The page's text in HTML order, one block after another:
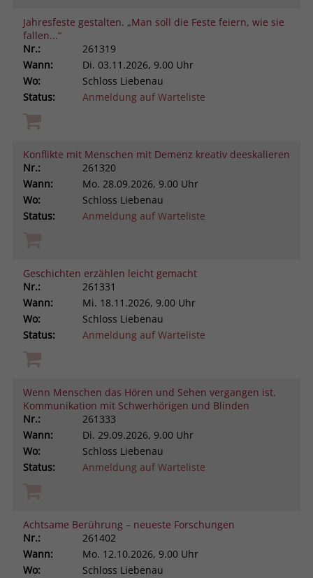
Jahresfeste gestalten. „Man soll die Feste feiern, wie sie
fallen...“
Nr.:
261319
Wann:
Di. 03.11.2026, 9.00 Uhr
Wo:
Schloss Liebenau
Status:
Anmeldung auf Warteliste
Konflikte mit Menschen mit Demenz kreativ deeskalieren
Nr.:
261320
Wann:
Mo. 28.09.2026, 9.00 Uhr
Wo:
Schloss Liebenau
Status:
Anmeldung auf Warteliste
Geschichten erzählen leicht gemacht
Nr.:
261331
Wann:
Mi. 18.11.2026, 9.00 Uhr
Wo:
Schloss Liebenau
Status:
Anmeldung auf Warteliste
Wenn Menschen das Hören und Sehen vergangen ist.
Kommunikation mit Schwerhörigen und Blinden
Nr.:
261333
Wann:
Di. 29.09.2026, 9.00 Uhr
Wo:
Schloss Liebenau
Status:
Anmeldung auf Warteliste
Achtsame Berührung – neueste Forschungen
Nr.:
261402
Wann:
Mo. 12.10.2026, 9.00 Uhr
Wo:
Schloss Liebenau